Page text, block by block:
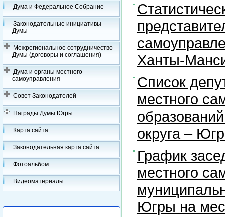
Дума и Федеральное Собрание
Законодательные инициативы
Думы
Межрегиональное сотрудничество
Думы (договоры и соглашения)
Дума и органы местного
самоуправления
Совет Законодателей
Награды Думы Югры
Карта сайта
Законодательная карта сайта
Фотоальбом
Видеоматериалы
Ханты-
Список
местного
округа –
График
местного
Югры на